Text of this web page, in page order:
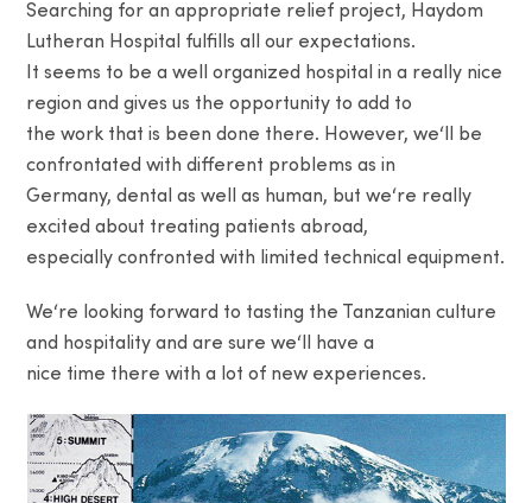
Searching for an appropriate relief project, Haydom
Lutheran Hospital fulfills all our expectations.
It seems to be a well organized hospital in a really nice
region and gives us the opportunity to add to
the work that is been done there. However, we‘ll be
confrontated with different problems as in
Germany, dental as well as human, but we‘re really
excited about treating patients abroad,
especially confronted with limited technical equipment.
We‘re looking forward to tasting the Tanzanian culture
and hospitality and are sure we‘ll have a
nice time there with a lot of new experiences.